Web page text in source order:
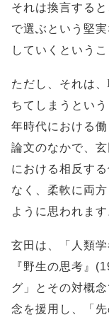
それは換言する
で選ぶという堅
していくという
ただし、それは
ちてしまうとい
年時代における
論文のなかで、
における相反す
なく、柔軟に両
ように思われます
玄田は、「人類
『野生の思考』
グ」とその対概
念を援用し、「